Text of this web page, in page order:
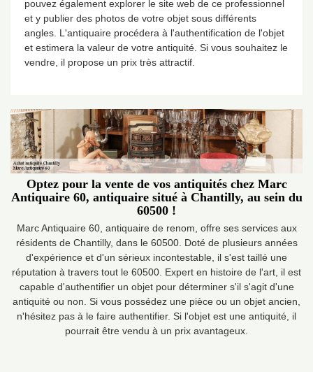
pouvez également explorer le site web de ce professionnel
et y publier des photos de votre objet sous différents
angles. L'antiquaire procédera à l'authentification de l'objet
et estimera la valeur de votre antiquité. Si vous souhaitez le
vendre, il propose un prix très attractif.
Optez pour la vente de vos antiquités chez Marc
Antiquaire 60, antiquaire situé à Chantilly, au sein du
60500 !
Marc Antiquaire 60, antiquaire de renom, offre ses services aux
résidents de Chantilly, dans le 60500. Doté de plusieurs années
d'expérience et d'un sérieux incontestable, il s'est taillé une
réputation à travers tout le 60500. Expert en histoire de l'art, il est
capable d'authentifier un objet pour déterminer s'il s'agit d'une
antiquité ou non. Si vous possédez une pièce ou un objet ancien,
n'hésitez pas à le faire authentifier. Si l'objet est une antiquité, il
pourrait être vendu à un prix avantageux.